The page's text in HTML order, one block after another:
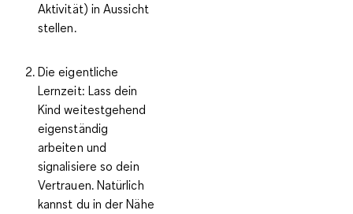
Aktivität) in Aussicht
stellen.
Die eigentliche
Lernzeit: Lass dein
Kind weitestgehend
eigenständig
arbeiten und
signalisiere so dein
Vertrauen. Natürlich
kannst du in der Nähe